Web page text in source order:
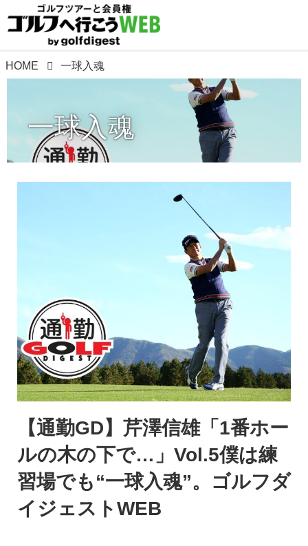
HOME 一球入魂
一球入魂
【通勤GD】芹澤信雄「1番ホー
ルの木の下で…」Vol.5僕は練
習場でも“一球入魂”。ゴルフダ
イジェストWEB